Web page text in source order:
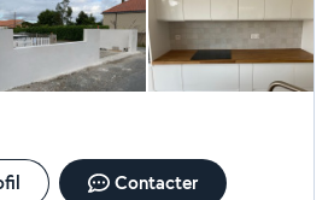
Contacter